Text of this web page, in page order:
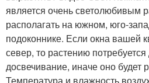
является очень светолюбивым
располагать на южном, юго-
подоконнике. Если окна вашей
север, то растению
досвечивание, иначе оно будет